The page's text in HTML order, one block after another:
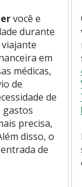
você e
durante
em
médicas,
de
de
gastos
precisa,
disso, o
de